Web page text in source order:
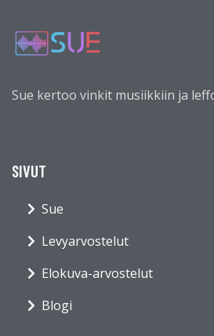
Sue kertoo vinkit musiikkiin ja
SIVUT
Sue
Levyarvostelut
Elokuva-arvostelut
Blogi